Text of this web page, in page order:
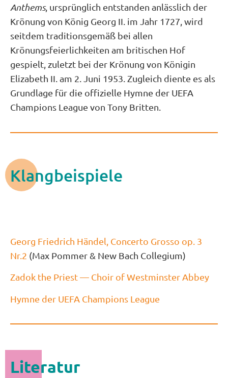
Anthems, ursprünglich entstanden anlässlich der
Krönung von König Georg II. im Jahr 1727, wird
seitdem traditionsgemäß bei allen
Krönungsfeierlichkeiten am britischen Hof
gespielt, zuletzt bei der Krönung von Königin
Elizabeth II. am 2. Juni 1953. Zugleich diente es als
Grundlage für die offizielle Hymne der UEFA
Champions League von Tony Britten.
Klangbeispiele
Georg Friedrich Händel, Concerto Grosso op. 3
Nr.2 (Max Pommer & New Bach Collegium)
Zadok the Priest — Choir of Westminster Abbey
Hymne der UEFA Champions League
Literatur